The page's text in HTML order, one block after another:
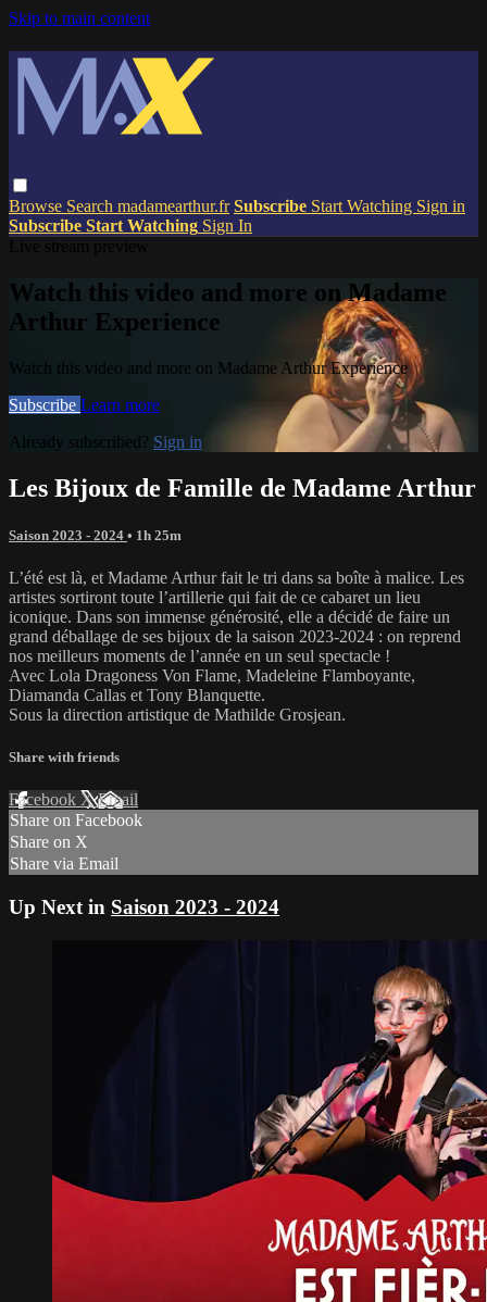
Skip to main content
Browse Search madamearthur.fr Subscribe Start Watching Sign in
Subscribe Start Watching Sign In
Watch this video and more on Madame
Arthur Experience
Watch this video and more on Madame Arthur Experience
Subscribe Learn more
Already subscribed? Sign in
Les Bijoux de Famille de Madame Arthur
Saison 2023 - 2024 • 1h 25m
L’été est là, et Madame Arthur fait le tri dans sa boîte à malice. Les
artistes sortiront toute l’artillerie qui fait de ce cabaret un lieu
iconique. Dans son immense générosité, elle a décidé de faire un
grand déballage de ses bijoux de la saison 2023-2024 : on reprend
nos meilleurs moments de l’année en un seul spectacle !
Avec Lola Dragoness Von Flame, Madeleine Flamboyante,
Diamanda Callas et Tony Blanquette.
Sous la direction artistique de Mathilde Grosjean.
Share with friends
Facebook XEmail
Share on Facebook
Share on X
Share via Email
Up Next in Saison 2023 - 2024